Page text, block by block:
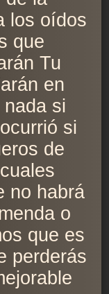
los oídos
que
Tu
en
si
si
de
no habrá
o
que es
perderás